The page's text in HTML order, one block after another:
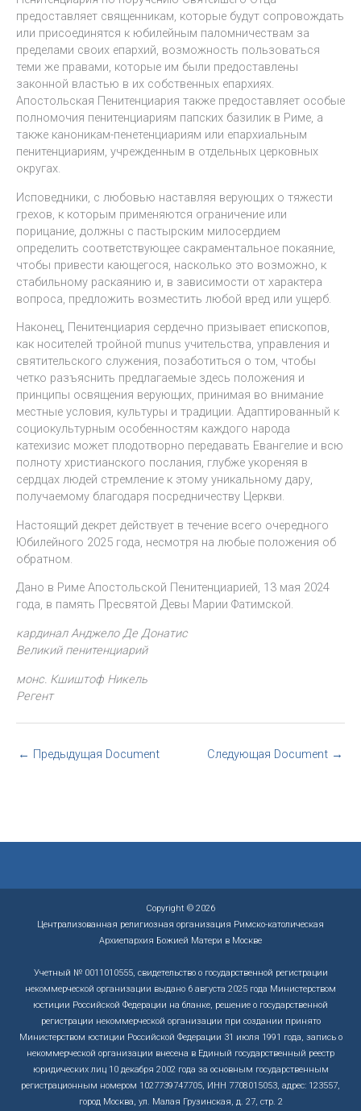
предоставляет священникам, которые будут сопровождать
или присоединятся к юбилейным паломничествам за
пределами своих епархий, возможность пользоваться
теми же правами, которые им были предоставлены
законной властью в их собственных епархиях.
Апостольская Пенитенциария также предоставляет особые
полномочия пенитенциариям папских базилик в Риме, а
также каноникам-пенетенциариям или епархиальным
пенитенциариям, учрежденным в отдельных церковных
округах.
Исповедники, с любовью наставляя верующих о тяжести
грехов, к которым применяются ограничение или
порицание, должны с пастырским милосердием
определить соответствующее сакраментальное покаяние,
чтобы привести кающегося, насколько это возможно, к
стабильному раскаянию и, в зависимости от характера
вопроса, предложить возместить любой вред или ущерб.
Наконец, Пенитенциария сердечно призывает епископов,
как носителей тройной munus учительства, управления и
святительского служения, позаботиться о том, чтобы
четко разъяснить предлагаемые здесь положения и
принципы освящения верующих, принимая во внимание
местные условия, культуры и традиции. Адаптированный к
социокультурным особенностям каждого народа
катехизис может плодотворно передавать Евангелие и всю
полноту христианского послания, глубже укореняя в
сердцах людей стремление к этому уникальному дару,
получаемому благодаря посредничеству Церкви.
Настоящий декрет действует в течение всего очередного
Юбилейного 2025 года, несмотря на любые положения об
обратном.
Дано в Риме Апостольской Пенитенциарией, 13 мая 2024
года, в память Пресвятой Девы Марии Фатимской.
кардинал Анджело Де Донатис
Великий пенитенциарий
монс. Кшиштоф Никель
Регент
← Предыдущая Document Следующая Document →
Copyright © 2026
Централизованная религиозная организация Римско-католическая
Архиепархия Божией Матери в Москве
Учетный № 0011010555, свидетельство о государственной регистрации
некоммерческой организации выдано 6 августа 2025 года Министерством
юстиции Российской Федерации на бланке, решение о государственной
регистрации некоммерческой организации при создании принято
Министерством юстиции Российской Федерации 31 июля 1991 года, запись о
некоммерческой организации внесена в Единый государственный реестр
юридических лиц 10 декабря 2002 года за основным государственным
регистрационным номером 1027739747705, ИНН 7708015053, адрес: 123557,
город Москва, ул. Малая Грузинская, д. 27, стр. 2